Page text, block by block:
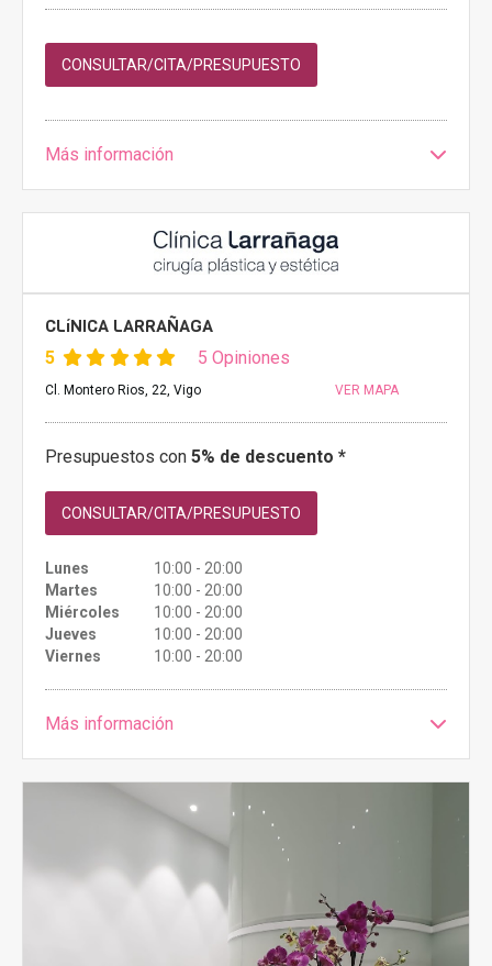
CONSULTAR/CITA/PRESUPUESTO
Más información
CLíNICA LARRAÑAGA
5 5 Opiniones
Cl. Montero Rios, 22, Vigo VER MAPA
Presupuestos con 5% de descuento *
CONSULTAR/CITA/PRESUPUESTO
Lunes
10:00 - 20:00
Martes
10:00 - 20:00
Miércoles
10:00 - 20:00
Jueves
10:00 - 20:00
Viernes
10:00 - 20:00
Más información